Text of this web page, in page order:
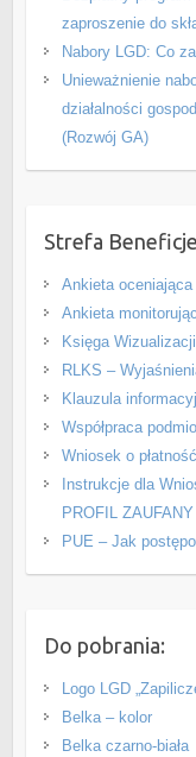
zaproszenie do
Nabory LGD: Co
Unieważnienie
działalności
(Rozwój GA)
Strefa
Ankieta
Ankieta
Księga
RLKS –
Klauzula
Współpraca
Wniosek o
Instrukcje dla
PROFIL ZAUFANY
PUE – Jak
Do pobrania:
Logo LGD
Belka – kolor
Belka czarno-biała